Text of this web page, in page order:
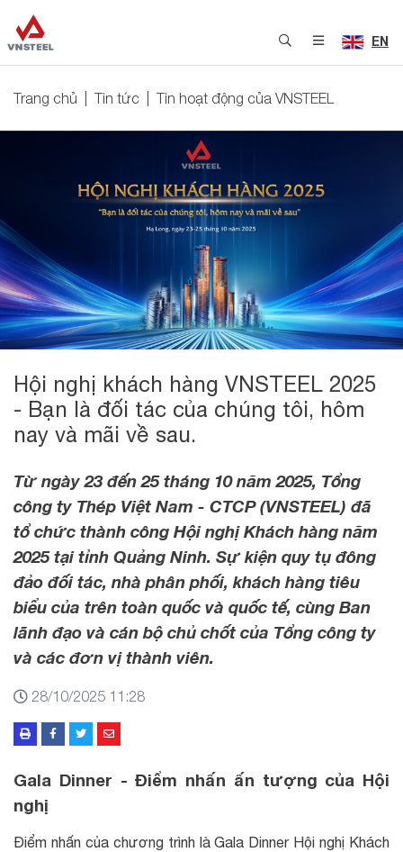
EN
Trang chủ Tin tức Tin hoạt động của VNSTEEL
Hội nghị khách hàng VNSTEEL 2025
- Bạn là đối tác của chúng tôi, hôm
nay và mãi về sau.
Từ ngày 23 đến 25 tháng 10 năm 2025, Tổng
công ty Thép Việt Nam - CTCP (VNSTEEL) đã
tổ chức thành công Hội nghị Khách hàng năm
2025 tại tỉnh Quảng Ninh. Sự kiện quy tụ đông
đảo đối tác, nhà phân phối, khách hàng tiêu
biểu của trên toàn quốc và quốc tế, cùng Ban
lãnh đạo và cán bộ chủ chốt của Tổng công ty
và các đơn vị thành viên.
28/10/2025 11:28
Gala Dinner - Điểm nhấn ấn tượng của Hội
nghị
Điểm nhấn của chương trình là Gala Dinner Hội nghị Khách